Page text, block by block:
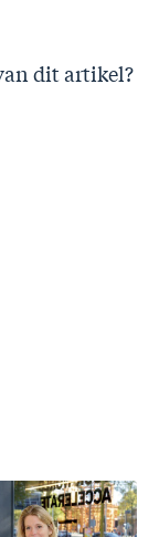
dit artikel?